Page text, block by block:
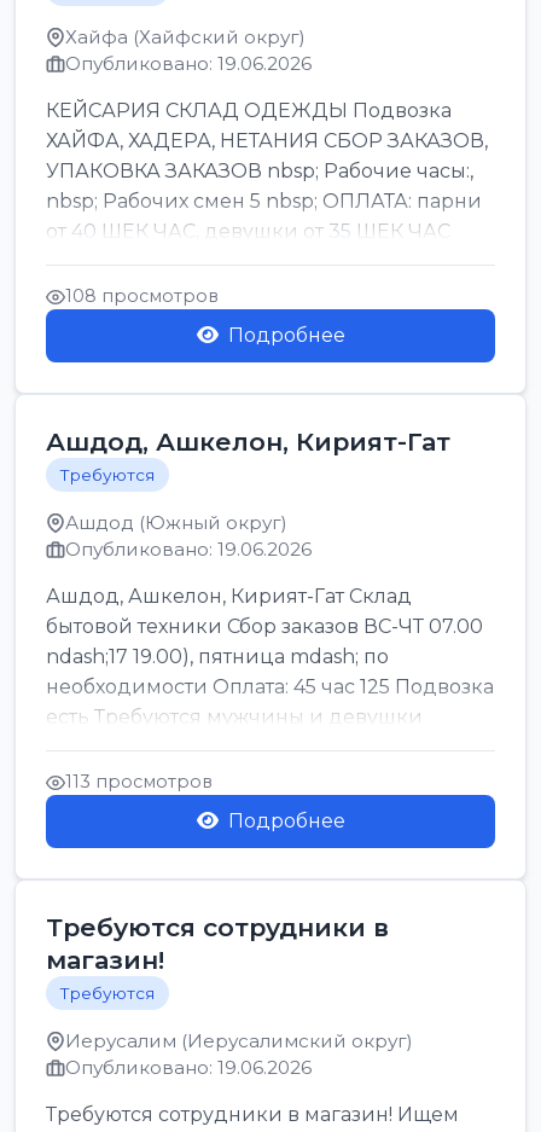
Хайфа (Хайфский округ)
Опубликовано: 19.06.2026
КЕЙСАРИЯ СКЛАД ОДЕЖДЫ Подвозка
ХАЙФА, ХАДЕРА, НЕТАНИЯ СБОР ЗАКАЗОВ,
УПАКОВКА ЗАКАЗОВ nbsp; Рабочие часы:,
nbsp; Рабочих смен 5 nbsp; ОПЛАТА: парни
от 40 ШЕК ЧАС, девушки от 35 ШЕК ЧАС
БОНУСЫ 1500 ШЕК ...
108 просмотров
Подробнее
Ашдод, Ашкелон, Кирият-Гат
Требуются
Ашдод (Южный округ)
Опубликовано: 19.06.2026
Ашдод, Ашкелон, Кирият-Гат Склад
бытовой техники Сбор заказов ВС-ЧТ 07.00
ndash;17 19.00), пятница mdash; по
необходимости Оплата: 45 час 125 Подвозка
есть Требуются мужчины и девушки
Только официальн...
113 просмотров
Подробнее
Требуются сотрудники в
магазин!
Требуются
Иерусалим (Иерусалимский округ)
Опубликовано: 19.06.2026
Требуются сотрудники в магазин! Ищем